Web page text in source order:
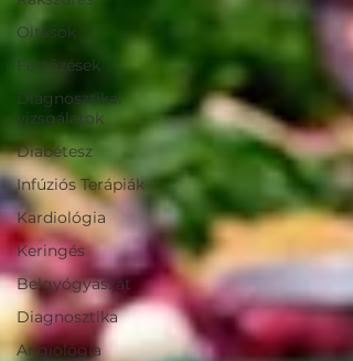
Oltások
Fertőzések
Diagnosztikai
vizsgálatok
Diabétesz
Infúziós Terápiák
Kardiológia
Keringés
Belgyógyászat
Diagnosztika
Angiológia